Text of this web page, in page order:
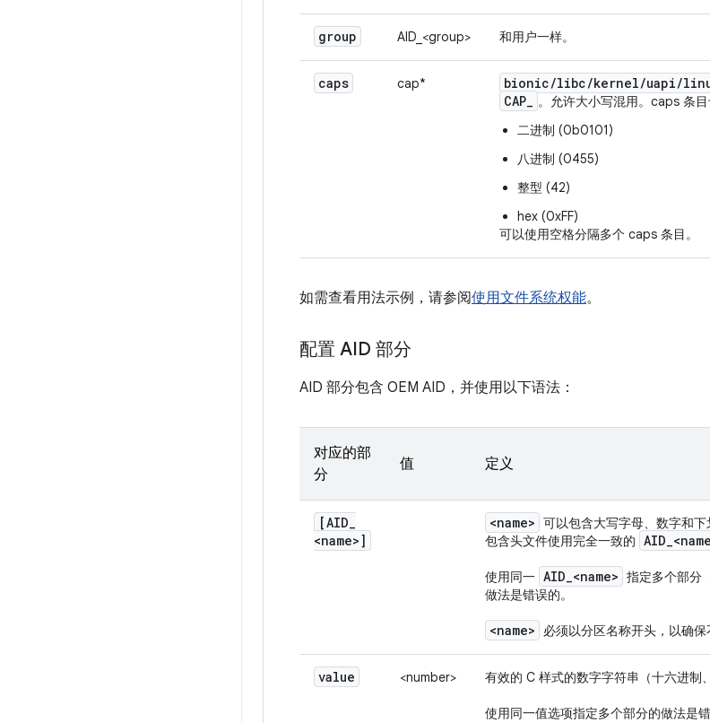
group AID_<group> 和用户一样。
caps cap* bionic/libc/kernel/uapi/
CAP_ 。允许大小写混用。caps 条目
二进制 (0b0101)
八进制 (0455)
整型 (42)
hex (0xFF)
可以使用空格分隔多个 caps 条目。
如需查看用法示例，请参阅使用文件系统权能。
配置 AID 部分
AID 部分包含 OEM AID，并使用以下语法：
对应的部
分
值 定义
[AID_
<name>]
<name> 可以包含大写字母、数字和
包含头文件使用完全一致的 AID_
使用同一 AID_<name> 指定多个部分
做法是错误的。
<name> 必须以分区名称开头，以确保
value <number> 有效的 C 样式的数字字符串（十六进制
使用同一值选项指定多个部分的做法是错